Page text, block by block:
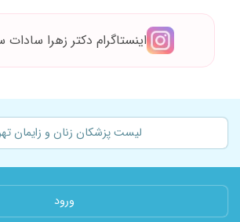
اینستاگرام دکتر زهرا
لیست پزشکان زنان و زایمان
ورود